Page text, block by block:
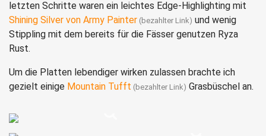
letzten Schritte waren ein leichtes Edge-Highlighting mit
Shining Silver von Army Painter
und wenig
Stippling mit dem bereits für die Fässer genutzen Ryza
Rust.
Um die Platten lebendiger wirken zulassen brachte ich
gezielt einige Mountain Tufft Grasbüschel an.